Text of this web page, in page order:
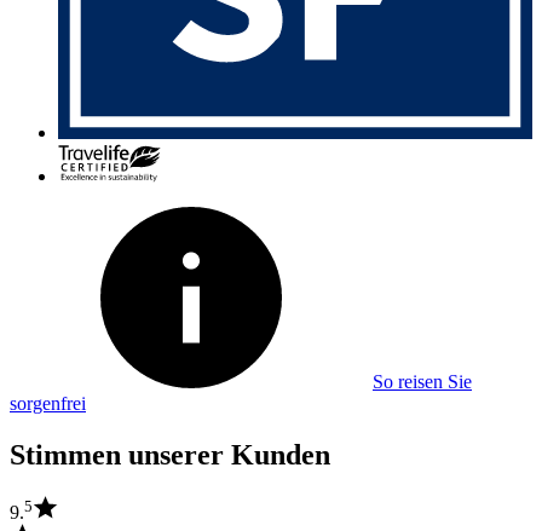
So reisen Sie
sorgenfrei
Stimmen unserer Kunden
9.5